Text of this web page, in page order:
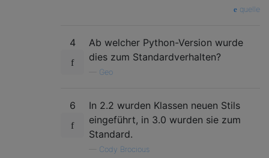
quelle
4
Ab welcher Python-Version wurde
dies zum Standardverhalten?
Geo
6
In 2.2 wurden Klassen neuen Stils
eingeführt, in 3.0 wurden sie zum
Standard.
Cody Brocious